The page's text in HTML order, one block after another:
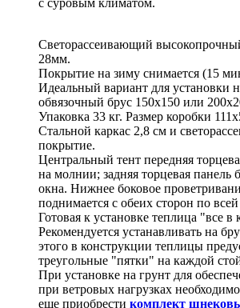
с суровым климатом.
Светорассеивающий
28мм.
Покрытие на зиму снимается (15
Идеальный вариант для установки
обвязочный брус 150х150 или
Упаковка 33 кг. Размер коробки
Стальной каркас 2,8 см и
покрытие.
Центральный тент передняя
на молнии; задняя торцевая панель
окна. Нижнее боковое
поднимается с обеих сторон по
Готовая к установке теплица "все в
Рекомендуется устанавливать на
этого в конструкции теплицы
треугольные "пятки" на каждой
При установке на грунт для
при ветровых нагрузках необходимо
еще приобрести комплект